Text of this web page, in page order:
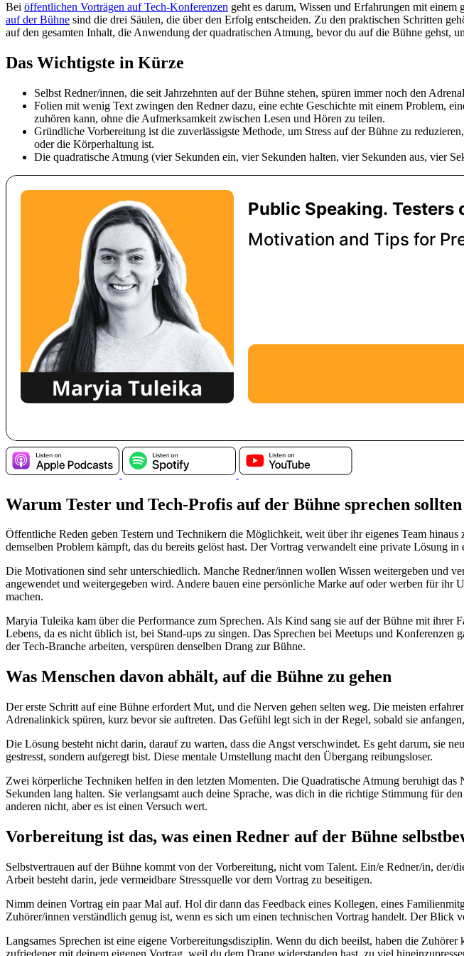
Bei öffentlichen Vorträgen auf Tech-Konferenzen geht es darum, Wissen und Erfahrungen mit
auf der Bühne sind die drei Säulen, die über den Erfolg entscheiden. Zu den praktischen Schritten
auf den gesamten Inhalt, die Anwendung der quadratischen Atmung, bevor du auf die Bühne gehst,
Das Wichtigste in Kürze
Selbst Redner/innen, die seit Jahrzehnten auf der Bühne stehen, spüren immer noch den
Folien mit wenig Text zwingen den Redner dazu, eine echte Geschichte mit einem Problem,
zuhören kann, ohne die Aufmerksamkeit zwischen Lesen und Hören zu teilen.
Gründliche Vorbereitung ist die zuverlässigste Methode, um Stress auf der Bühne zu
oder die Körperhaltung ist.
Die quadratische Atmung (vier Sekunden ein, vier Sekunden halten, vier Sekunden aus, vier
Warum Tester und Tech-Profis auf der Bühne sprechen sollten
Öffentliche Reden geben Testern und Technikern die Möglichkeit, weit über ihr eigenes Team
demselben Problem kämpft, das du bereits gelöst hast. Der Vortrag verwandelt eine private Lösung in
Die Motivationen sind sehr unterschiedlich. Manche Redner/innen wollen Wissen weitergeben und
angewendet und weitergegeben wird. Andere bauen eine persönliche Marke auf oder werben für
machen.
Maryia Tuleika kam über die Performance zum Sprechen. Als Kind sang sie auf der Bühne mit ihrer
Lebens, da es nicht üblich ist, bei Stand-ups zu singen. Das Sprechen bei Meetups und
der Tech-Branche arbeiten, verspüren denselben Drang zur Bühne.
Was Menschen davon abhält, auf die Bühne zu gehen
Der erste Schritt auf eine Bühne erfordert Mut, und die Nerven gehen selten weg. Die meisten
Adrenalinkick spüren, kurz bevor sie auftreten. Das Gefühl legt sich in der Regel, sobald sie
Die Lösung besteht nicht darin, darauf zu warten, dass die Angst verschwindet. Es geht darum, sie
gestresst, sondern aufgeregt bist. Diese mentale Umstellung macht den Übergang reibungsloser.
Zwei körperliche Techniken helfen in den letzten Momenten. Die Quadratische Atmung beruhigt
Sekunden lang halten. Sie verlangsamt auch deine Sprache, was dich in die richtige Stimmung für
anderen nicht, aber es ist einen Versuch wert.
Vorbereitung ist das, was einen Redner auf der Bühne
Selbstvertrauen auf der Bühne kommt von der Vorbereitung, nicht vom Talent. Ein/e Redner/in,
Arbeit besteht darin, jede vermeidbare Stressquelle vor dem Vortrag zu beseitigen.
Nimm deinen Vortrag ein paar Mal auf. Hol dir dann das Feedback eines Kollegen, eines
Zuhörer/innen verständlich genug ist, wenn es sich um einen technischen Vortrag handelt. Der Blick
Langsames Sprechen ist eine eigene Vorbereitungsdisziplin. Wenn du dich beeilst, haben die
zufriedener mit deinem eigenen Vortrag, weil du dem Drang widerstanden hast, zu viel